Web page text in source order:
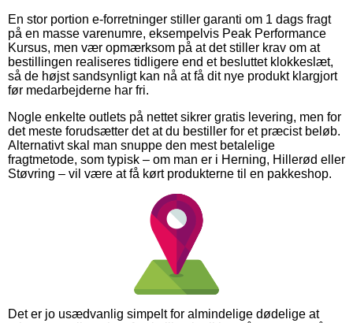
En stor portion e-forretninger stiller garanti om 1 dags fragt
på en masse varenumre, eksempelvis Peak Performance
Kursus, men vær opmærksom på at det stiller krav om at
bestillingen realiseres tidligere end et besluttet klokkeslæt,
så de højst sandsynligt kan nå at få dit nye produkt klargjort
før medarbejderne har fri.
Nogle enkelte outlets på nettet sikrer gratis levering, men for
det meste forudsætter det at du bestiller for et præcist beløb.
Alternativt skal man snuppe den mest betalelige
fragtmetode, som typisk – om man er i Herning, Hillerød eller
Støvring – vil være at få kørt produkterne til en pakkeshop.
Det er jo usædvanlig simpelt for almindelige dødelige at